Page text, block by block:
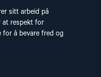
sitt arbeid på
at respekt for
for å bevare fred og